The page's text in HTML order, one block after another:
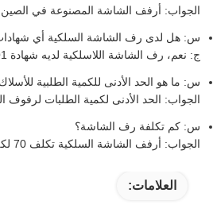
الجواب: أرفف الشاشة المصنوعة في الصين
س: هل لدى رف الشاشة السلكية أي
ج: نعم، رف الشاشة اللاسلكية لديه شهادة ISO9001.
س: ما هو الحد الأدنى للكمية الطلبية
الجواب: الحد الأدنى لكمية الطلبات لرفوف
س: كم تكلفة رف الشاشة؟
الجواب: أرفف الشاشة السلكية تكلف 70 لكل واحدة.
العلامات: